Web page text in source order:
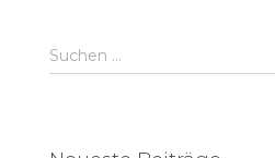
S
u
Suchen …